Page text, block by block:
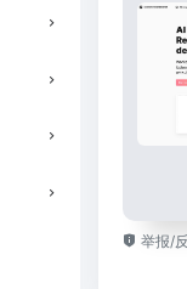
举报/